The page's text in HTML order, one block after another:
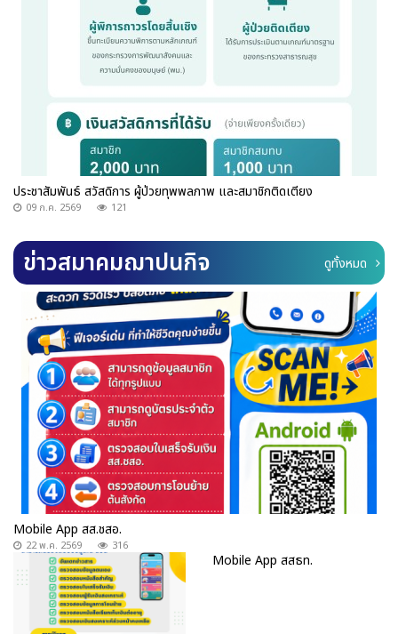
ประชาสัมพันธ์ สวัสดิการ ผู้ป่วยทุพพลภาพ และสมาชิกติดเตียง
09 ก.ค. 2569 121
ข่าวสมาคมฌาปนกิจ ดูทั้งหมด
Mobile App สส.ชสอ.
22 พ.ค. 2569 316
Mobile App สสธท.